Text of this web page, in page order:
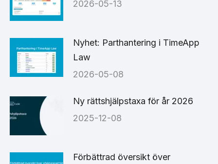
2026-05-13
Nyhet: Parthantering i TimeApp
Law
2026-05-08
Ny rättshjälpstaxa för år 2026
2025-12-08
Förbättrad översikt över